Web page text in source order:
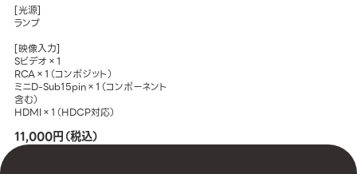
[光源]
ランプ
[映像入力]
Sビデオ×1
RCA×1（コンポジット）
ミニD-Sub15pin×1（コンポーネント
含む）
HDMI×1（HDCP対応）
11,000円（税込）